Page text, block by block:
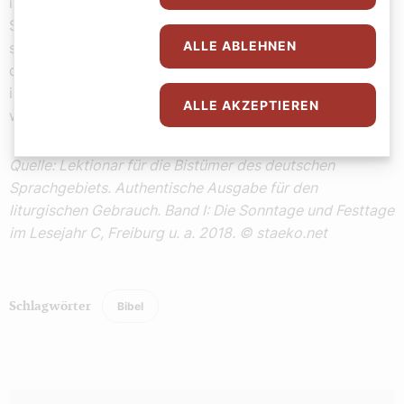
Schwester die Arbeit mir allein überlässt? Sag ihr doch,
sie soll mir helfen! Der Herr antwortete: Marta, Marta,
du machst dir viele Sorgen und Mühen. Aber nur eines
ist notwendig. Maria hat den guten Teil gewählt, der
wird ihr nicht genommen werden.
Quelle: Lektionar für die Bistümer des deutschen
Sprachgebiets. Authentische Ausgabe für den
liturgischen Gebrauch. Band I: Die Sonntage und Festtage
im Lesejahr C, Freiburg u. a. 2018. © staeko.net
Schlagwörter Bibel
ALLE ABLEHNEN
ALLE AKZEPTIEREN